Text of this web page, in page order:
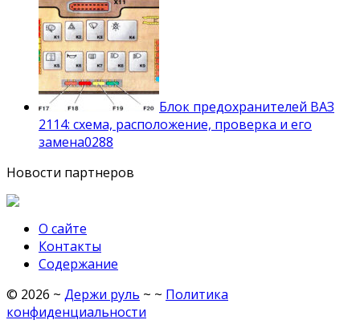
Блок предохранителей ВАЗ
2114: схема, расположение, проверка и его
замена0288
Новости партнеров
О сайте
Контакты
Содержание
© 2026 ~ Держи руль ~ ~ Политика
конфиденциальности